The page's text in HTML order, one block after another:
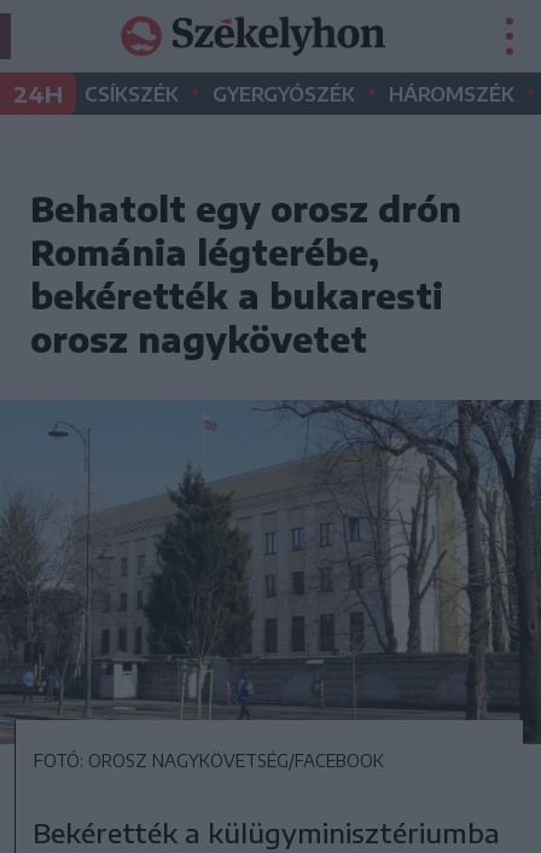
24H CSÍKSZÉK • GYERGYÓSZÉK • HÁROMSZÉK •
Behatolt egy orosz drón
Románia légterébe,
bekérették a bukaresti
orosz nagykövetet
FOTÓ: OROSZ NAGYKÖVETSÉG/FACEBOOK
Bekérették a külügyminisztériumba